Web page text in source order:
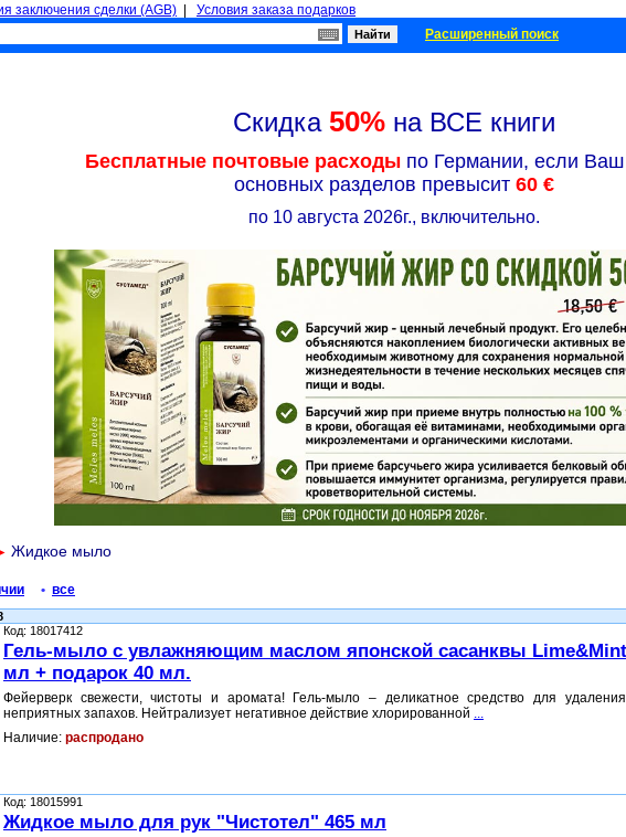
заключения сделки (AGB) Условия заказа подарков
Расширенный поиск
Скидка 50%на ВСЕ книги
Бесплатные почтовые расходыпо Германии, если Ваш
основных разделов превысит 60 €
по 10 августа 2026г., включительно.
Жидкое мыло
• все
Код: 18017412
Гель-мыло с увлажняющим маслом японской сасанквы
мл + подарок 40 мл.
Фейерверк свежести, чистоты и аромата! Гель-мыло – деликатное средство для
неприятных запахов. Нейтрализует негативное действие хлорированной ...
Наличие: распродано
Код: 18015991
Жидкое мыло для рук "Чистотел" 465 мл